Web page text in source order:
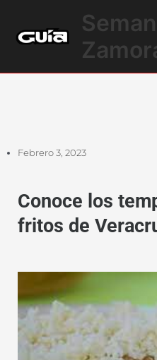
contenido
Febrero 3, 2023
Conoce los
fritos de